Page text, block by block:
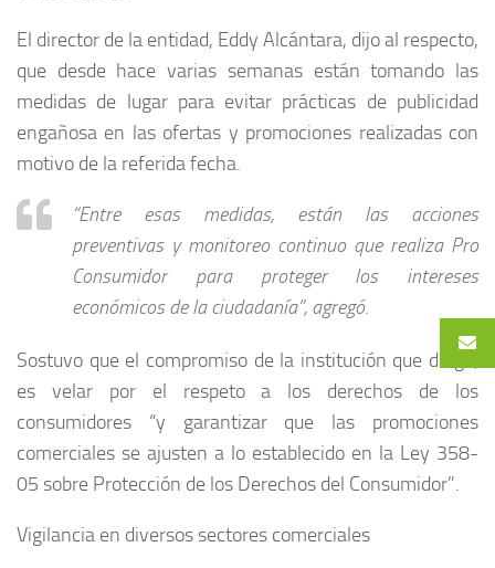
El director de la entidad, Eddy Alcántara, dijo al respecto,
que desde hace varias semanas están tomando las
medidas de lugar para evitar prácticas de publicidad
engañosa en las ofertas y promociones realizadas con
motivo de la referida fecha.
“Entre esas medidas, están las acciones
preventivas y monitoreo continuo que realiza Pro
Consumidor para proteger los intereses
económicos de la ciudadanía”, agregó.
Sostuvo que el compromiso de la institución que dirige,
es velar por el respeto a los derechos de los
consumidores “y garantizar que las promociones
comerciales se ajusten a lo establecido en la Ley 358-
05 sobre Protección de los Derechos del Consumidor”.
Vigilancia en diversos sectores comerciales